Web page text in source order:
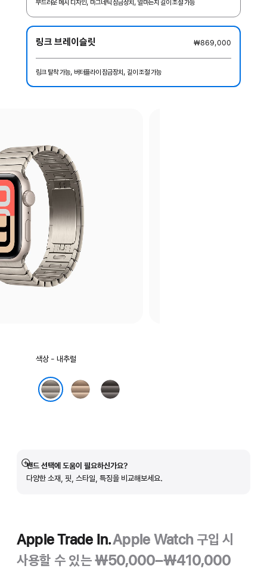
부드러운 메시 디자인, 마그네틱 잠금장치, 얼마든지 길이 조절 가능
링크 브레이슬릿 ₩869,000
링크 탈착 가능, 버터플라이 잠금장치, 길이 조절 가능
색상
색상 - 내추럴
골드 슬레이트
밴드 선택에 도움이 필요하신가요?
다양한 소재, 핏, 스타일, 특징을 비교해보세요.
자세히
보기
Apple Trade In.Apple Watch 구입 시
사용할 수 있는 ₩50,000–₩410,000